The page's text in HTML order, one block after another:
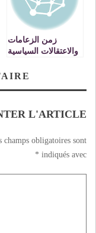
زمن الزعامات
والاعتقالات السياسية
جامعة محمد الأول
L'ARTICLE
champs obligatoires sont
indiqués avec
*